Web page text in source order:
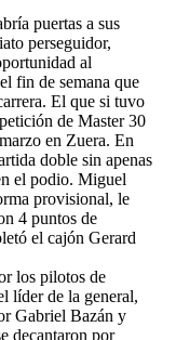
puertas a sus
perseguidor,
al
fin de semana que
El que si tuvo
de Master 30
en Zuera. En
doble sin apenas
el podio. Miguel
provisional, le
4 puntos de
el cajón Gerard
los pilotos de
líder de la general,
Gabriel Bazán y
decantaron por